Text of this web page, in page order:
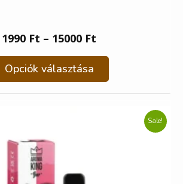
1990 Ft – 15000 Ft
Opciók választása
Sale!